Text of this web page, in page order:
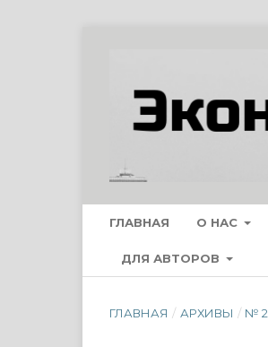
ГЛАВНАЯ О НАС
ДЛЯ АВТОРОВ
ГЛАВНАЯ / АРХИВЫ / №